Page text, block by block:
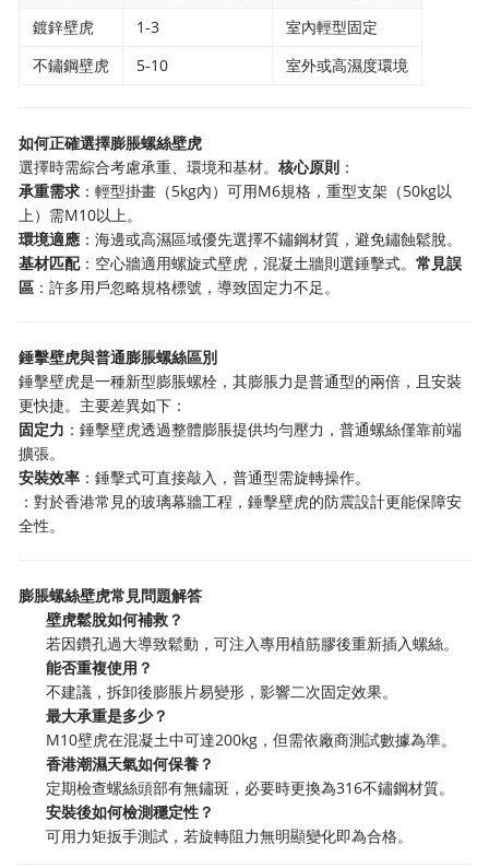
鍍鋅壁虎
1-3
室內輕型固定
不鏽鋼壁虎
5-10 室外或高濕度環境
如何正確選擇膨脹螺絲壁虎
選擇時需綜合考慮承重、環境和基材。核心原則 ：
承重需求 ：輕型掛畫（5kg內）可用M6規格，重型支架（50kg以
上）需M10以上。
環境適應 ：海邊或高濕區域優先選擇不鏽鋼材質，避免鏽蝕鬆脫。
基材匹配：空心牆適用螺旋式壁虎，混凝土牆則選錘擊式。常見誤
區 ：許多用戶忽略規格標號，導致固定力不足。
錘擊壁虎與普通膨脹螺絲區別
錘擊壁虎是一種新型膨脹螺栓，其膨脹力是普通型的兩倍，且安裝
更快捷。主要差異如下：
固定力 ：錘擊壁虎透過整體膨脹提供均勻壓力，普通螺絲僅靠前端
擴張。
安裝效率 ：錘擊式可直接敲入，普通型需旋轉操作。
：對於香港常見的玻璃幕牆工程，錘擊壁虎的防震設計更能保障安
全性。
膨脹螺絲壁虎常見問題解答
壁虎鬆脫如何補救？
若因鑽孔過大導致鬆動，可注入專用植筋膠後重新插入螺絲。
能否重複使用？
不建議，拆卸後膨脹片易變形，影響二次固定效果。
最大承重是多少？
M10壁虎在混凝土中可達200kg，但需依廠商測試數據為準。
香港潮濕天氣如何保養？
定期檢查螺絲頭部有無鏽斑，必要時更換為316不鏽鋼材質。
安裝後如何檢測穩定性？
可用力矩扳手測試，若旋轉阻力無明顯變化即為合格。